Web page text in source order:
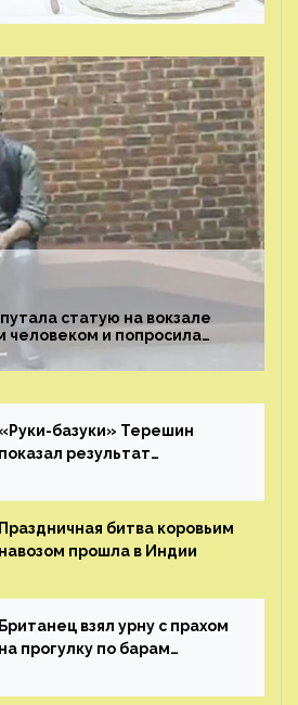
статую на вокзале
человеком и попросила
«Руки-базуки» Терешин
показал результат
Праздничная битва коровьим
навозом прошла в Индии
Британец взял урну с прахом
на прогулку по барам